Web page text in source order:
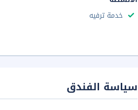
خدمة ترفيه
سياسة الفندق